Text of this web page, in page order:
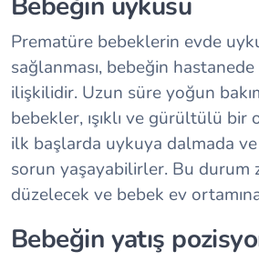
Prematüre bebeklerin evde
sağlanması, bebeğin
ilişkilidir. Uzun süre yoğun
bebekler, ışıklı ve gürültülü bir
ilk başlarda uykuya dalmada
sorun yaşayabilirler. Bu durum
düzelecek ve bebek ev
Bebeğin yatış